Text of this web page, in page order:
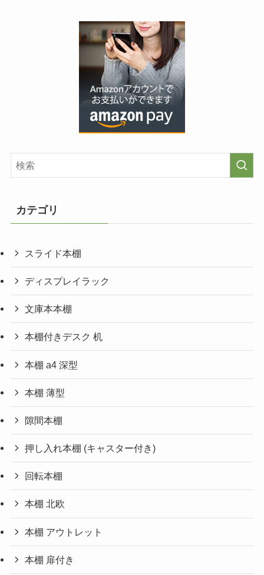
カテゴリ
スライド本棚
ディスプレイラック
文庫本本棚
本棚付きデスク 机
本棚 a4 深型
本棚 薄型
隙間本棚
押し入れ本棚 (キャスター付き)
回転本棚
本棚 北欧
本棚 アウトレット
本棚 扉付き